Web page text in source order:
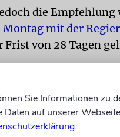
die
Montag mit der
Frist von 28 Tagen
Sie Informationen zu
Daten auf unserer
.